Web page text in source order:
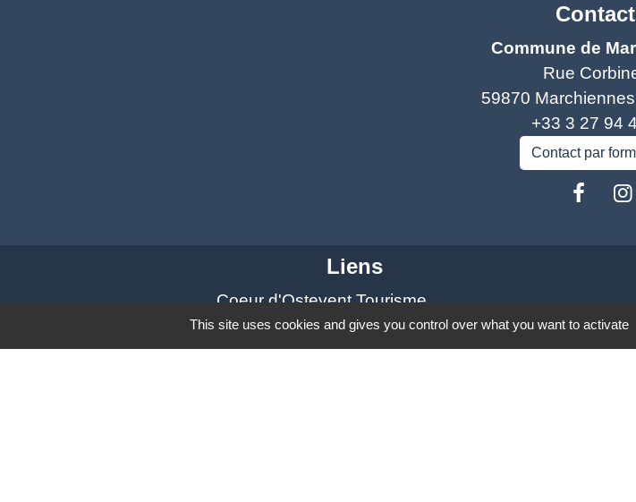
Commune de
Rue
59870
+33 3 27 94
Contact par
Liens
Coeur d'Ostevent Tourisme
Département du Nord
Région des Hauts-de-France
This site uses cookies and gives you control over what you want to activate